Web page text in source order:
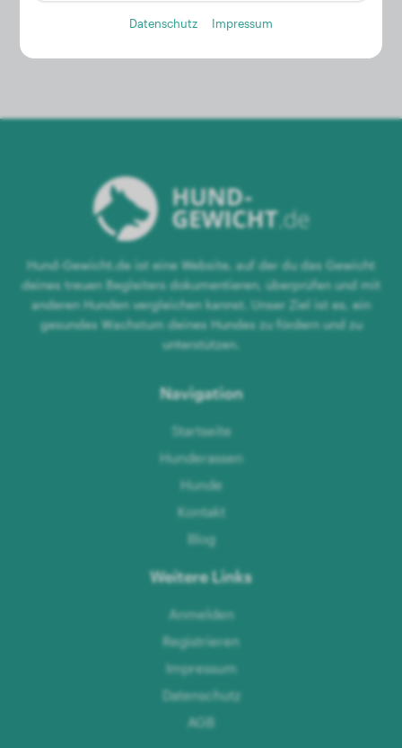
Hund-Gewicht.de ist eine Website, auf der du das Gewicht
deines treuen Begleiters dokumentieren, überprüfen und mit
anderen Hunden vergleichen kannst. Unser Ziel ist es, ein
gesundes Wachstum deines Hundes zu fördern und zu
unterstützen.
Navigation
Startseite
Hunderassen
Hunde
Kontakt
Blog
Weitere Links
Anmelden
Registrieren
Impressum
Datenschutz
AGB
Datenschutz Impressum